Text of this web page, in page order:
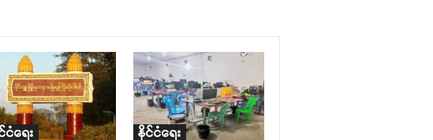
ငံရေး
နိုင်ငံရေး